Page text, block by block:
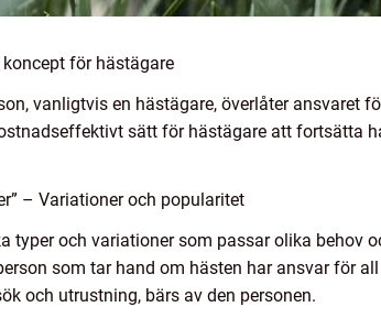
för hästägare
vanligtvis en hästägare, överlåter ansvaret
sätt för hästägare att fortsätta
– Variationer och popularitet
typer och variationer som passar olika behov
som tar hand om hästen har ansvar för
och utrustning, bärs av den personen.